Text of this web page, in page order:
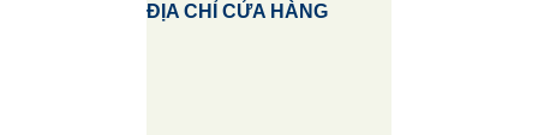
ĐỊA CHỈ CỬA HÀNG